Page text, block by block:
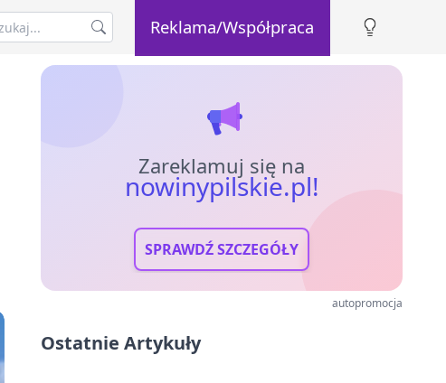
Reklama/Współpraca
Zareklamuj się na
nowinypilskie.pl!
SPRAWDŹ SZCZEGÓŁY
autopromocja
Ostatnie Artykuły